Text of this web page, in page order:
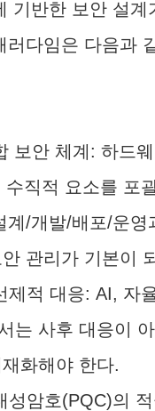
기반한 보안 설계
러다임은 다음과
보안 체계: 하드
수직적 요소를 포
계/개발/배포/운영
관리가 기본이
제적 대응: AI, 자
는 사후 대응이
화해야 한다.
성암호(PQC)의